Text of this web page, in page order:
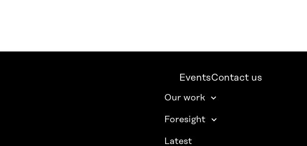
EventsContact us
Our work
Foresight
Latest